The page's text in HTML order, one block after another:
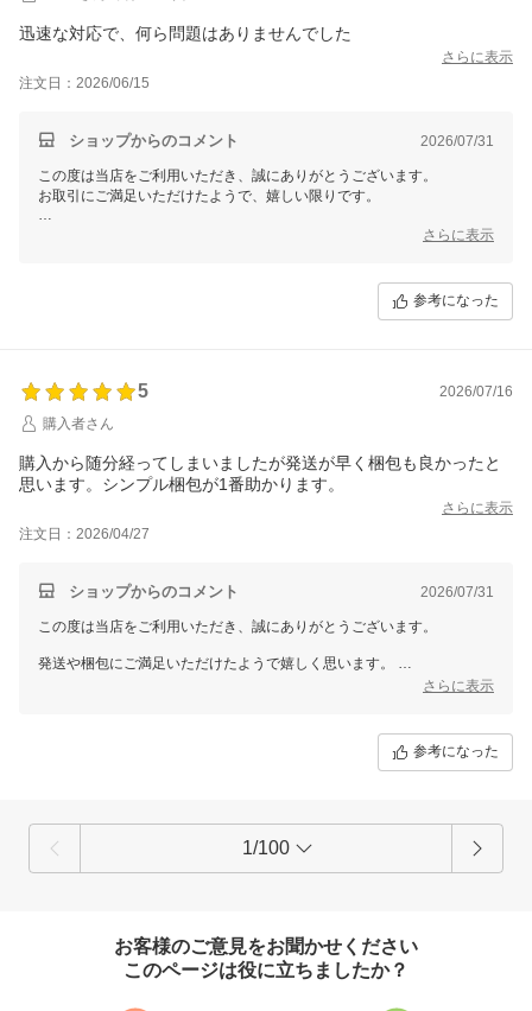
迅速な対応で、何ら問題はありませんでした
さらに表示
注文日：2026/06/15
ショップからのコメント 2026/07/31
この度は当店をご利用いただき、誠にありがとうございます。
お取引にご満足いただけたようで、嬉しい限りです。
さらに表示
参考になった
5
2026/07/16
購入者さん
購入から随分経ってしまいましたが発送が早く梱包も良かったと
思います。シンプル梱包が1番助かります。
さらに表示
注文日：2026/04/27
ショップからのコメント 2026/07/31
この度は当店をご利用いただき、誠にありがとうございます。
発送や梱包にご満足いただけたようで嬉しく思います。
シンプルな梱包をお好みとのご意見、とても参考になります。さらに表示
参考になった
1/100
お客様のご意見をお聞かせください
このページは役に立ちましたか？